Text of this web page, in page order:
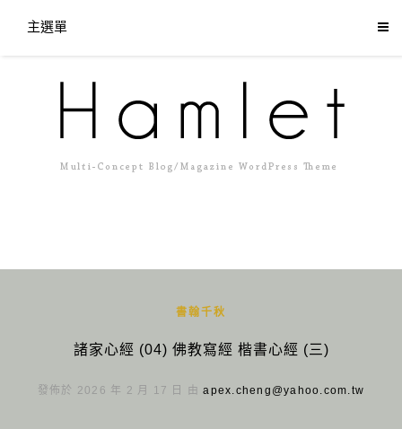
主選單
書翰千秋
諸家心經 (04) 佛教寫經 楷書心經 (三)
發佈於 2026 年 2 月 17 日 由apex.cheng@yahoo.com.tw